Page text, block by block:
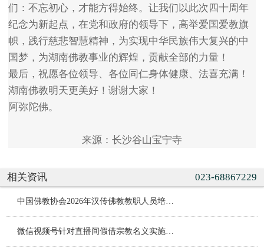
们：不忘初心，才能方得始终。让我们以此次四十周年
纪念为新起点，在党和政府的领导下，高举爱国爱教旗
帜，践行慈悲智慧精神，为实现中华民族伟大复兴的中
国梦，为湖南佛教事业的辉煌，贡献全部的力量！
最后，祝愿各位领导、各位同仁身体健康、法喜充满！
湖南佛教明天更美好！谢谢大家！
阿弥陀佛。
来源：长沙谷山宝宁寺
相关资讯 023-68867229
中国佛教协会2026年汉传佛教教职人员培训班（第一期）在京举办
微信视频号针对直播间假借宗教名义实施违规行为的治理公告